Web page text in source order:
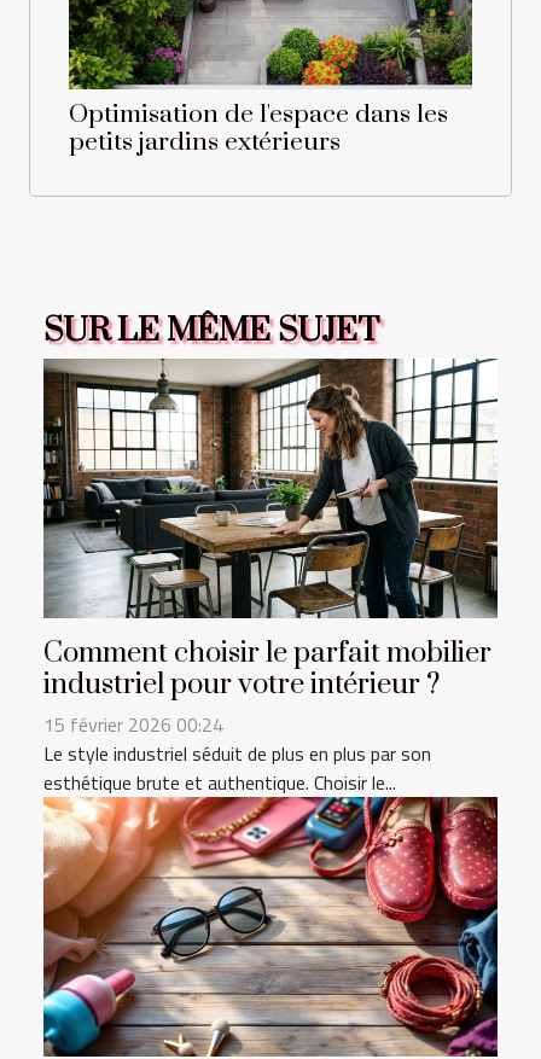
Optimisation de l'espace dans les
petits jardins extérieurs
SUR LE MÊME SUJET
Comment choisir le parfait mobilier
industriel pour votre intérieur ?
15 février 2026 00:24
Le style industriel séduit de plus en plus par son
esthétique brute et authentique. Choisir le...